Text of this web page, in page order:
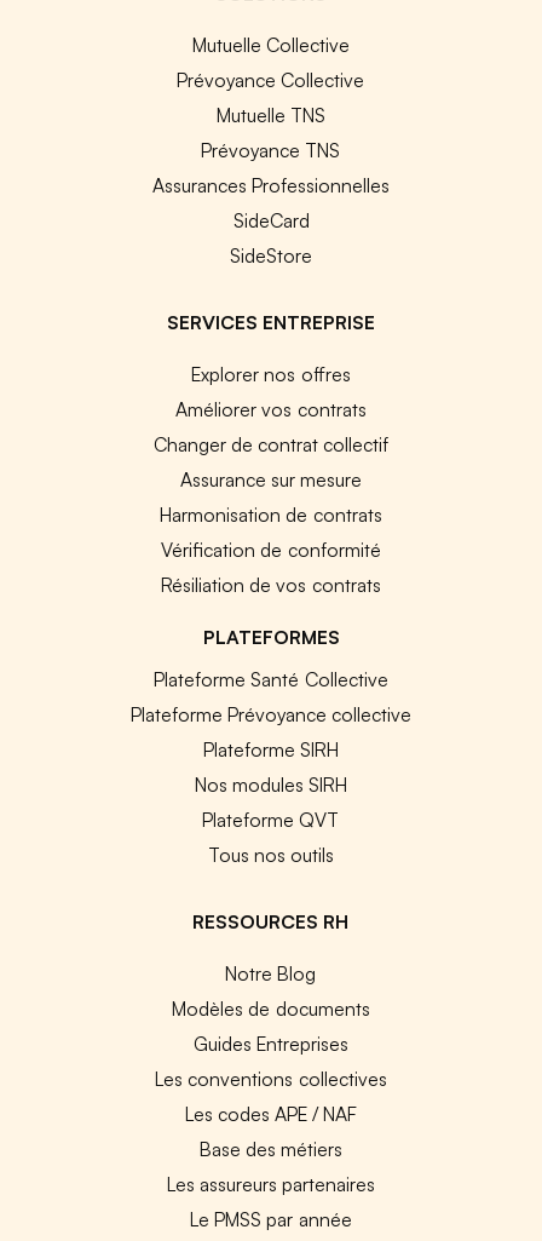
Mutuelle Collective
Prévoyance Collective
Mutuelle TNS
Prévoyance TNS
Assurances Professionnelles
SideCard
SideStore
SERVICES ENTREPRISE
Explorer nos offres
Améliorer vos contrats
Changer de contrat collectif
Assurance sur mesure
Harmonisation de contrats
Vérification de conformité
Résiliation de vos contrats
PLATEFORMES
Plateforme Santé Collective
Plateforme Prévoyance collective
Plateforme SIRH
Nos modules SIRH
Plateforme QVT
Tous nos outils
RESSOURCES RH
Notre Blog
Modèles de documents
Guides Entreprises
Les conventions collectives
Les codes APE / NAF
Base des métiers
Les assureurs partenaires
Le PMSS par année